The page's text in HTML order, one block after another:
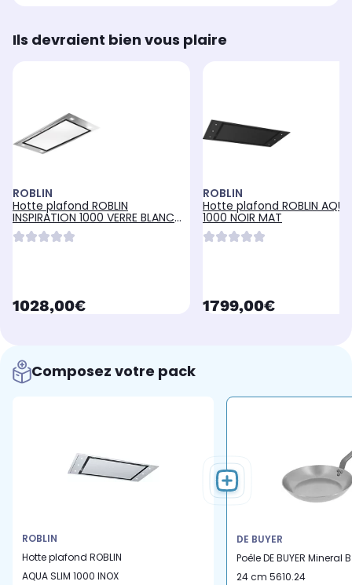
Ils devraient bien vous plaire
ROBLIN
Hotte plafond ROBLIN
INSPIRATION 1000 VERRE BLANC
SANS MOTEUR
currentPrice
1028,00€
ROBLIN
Hotte plafond ROBLIN AQUA
1000 NOIR MAT
currentPrice
1799,00€
Composez votre pack
ROBLIN
Hotte plafond ROBLIN
AQUA SLIM 1000 INOX
DE BUYER
Poêle DE BUYER Mineral B
24 cm 5610.24